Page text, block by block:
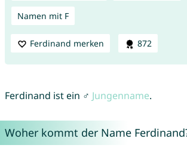
Namen mit F
Ferdinand merken 872
Ferdinand ist ein ♂ Jungenname.
Woher kommt der Name